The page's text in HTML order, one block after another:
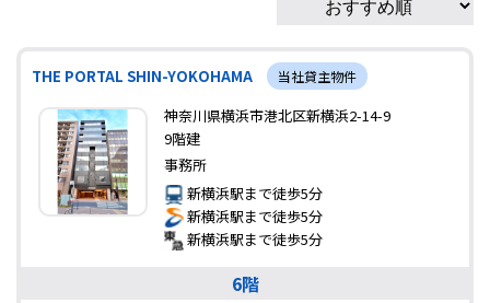
THE PORTAL SHIN-YOKOHAMA 当社貸主物件
神奈川県横浜市港北区新横浜2-14-9
9階建
事務所
新横浜駅まで徒歩5分
新横浜駅まで徒歩5分
新横浜駅まで徒歩5分
6階